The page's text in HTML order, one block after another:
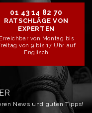
01 43 14 82 70
RATSCHLÄGE VON
EXPERTEN
Erreichbar von Montag bis
von 9 bis 17 Uhr auf
Englisch
News und guten Tipps!